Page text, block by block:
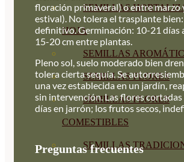
SEMILLAS
HOJA
SEMILLAS
SEMILLAS FLORES
SEMILLAS FLORES
COMESTIBLES
SEMILLAS
floración primaveral) o entre marzo
estival). No tolera el trasplante
definitivo. Germinación: 10-21 días
15-20 cm entre plantas.
Pleno sol, suelo moderado bien
tolera cierta sequía. Se
una vez establecida en un jardín,
sin intervención. Las flores
días en jarrón; los frutos secos,
Preguntas frecuentes